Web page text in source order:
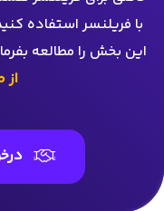
با فریلنسر استفاده
این بخش را مطالعه